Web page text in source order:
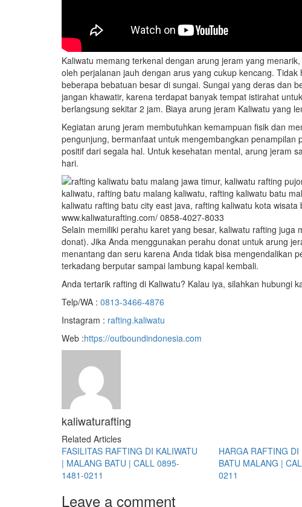
Kaliwatu memang terkenal dengan arung jeram yang
oleh perjalanan jauh dengan arus yang cukup kencang.
beberapa bebatuan besar di sungai. Sungai yang deras dan
jangan khawatir, karena terdapat banyak tempat istirahat
berlangsung sekitar 2 jam. Biaya arung jeram Kaliwatu yang
Kegiatan arung jeram membutuhkan kemampuan fisik dan
pengunjung, bermanfaat untuk mengembangkan
positif dari segala hal. Untuk kesehatan mental, arung jeram
hari.
www.kaliwaturafting.com/ 0858-4027-8033
Selain memiliki perahu karet yang besar, kaliwatu rafting
donat). Jika Anda menggunakan perahu donat untuk arung
menantang dan seru karena Anda tidak bisa mengendalikan
terkadang berputar sampai lambung kapal kembali.
Anda tertarik rafting di Kaliwatu? Kalau iya, silahkan hubungi
Telp/WA : 0813-3466-4876
Instagram : rafting.kaliwatu
Web :https://outboundindonesia.com
kaliwaturafting
Related Articles
FASILITAS RAFTING DI KALIWATU
| MALANG BATU | CALL 0895-
1481-0211
HARGA RAFTING DI
BATU MALANG |
0211
Leave a comment